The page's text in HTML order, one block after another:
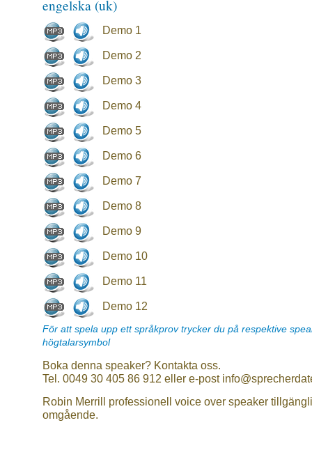
engelska (uk)
Demo 1
Demo 2
Demo 3
Demo 4
Demo 5
Demo 6
Demo 7
Demo 8
Demo 9
Demo 10
Demo 11
Demo 12
För att spela upp ett språkprov trycker du på respektive
högtalarsymbol
Boka denna speaker? Kontakta oss.
Tel. 0049 30 405 86 912 eller e-post
Robin Merrill professionell voice over speaker
omgående.